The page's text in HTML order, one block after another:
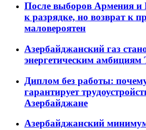
После выборов Армения и
к разрядке, но возврат к
маловероятен
Азербайджанский газ
энергетическим
Диплом без работы:
гарантирует
Азербайджане
Азербайджанский